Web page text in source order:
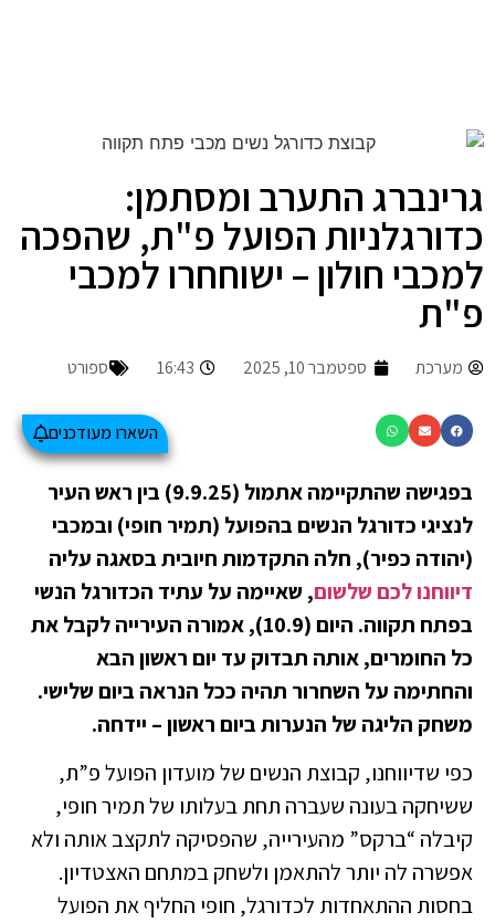
גרינברג התערב ומסתמן:
כדורגלניות הפועל פ"ת, שהפכה
למכבי חולון – ישוחחרו למכבי
פ"ת
מערכת ספטמבר 10, 2025 16:43 ספורט
השארו מעודכנים
בפגישה שהתקיימה אתמול (9.9.25) בין ראש העיר
לנציגי כדורגל הנשים בהפועל (תמיר חופי) ובמכבי
(יהודה כפיר), חלה התקדמות חיובית בסאגה עליה
דיווחנו לכם שלשום, שאיימה על עתיד הכדורגל הנשי
בפתח תקווה. היום (10.9), אמורה העירייה לקבל את
כל החומרים, אותה תבדוק עד יום ראשון הבא
והחתימה על השחרור תהיה ככל הנראה ביום שלישי.
משחק הליגה של הנערות ביום ראשון – יידחה.
כפי שדיווחנו, קבוצת הנשים של מועדון הפועל פ”ת,
ששיחקה בעונה שעברה תחת בעלותו של תמיר חופי,
קיבלה “ברקס” מהעירייה, שהפסיקה לתקצב אותה ולא
אפשרה לה יותר להתאמן ולשחק במתחם האצטדיון.
בחסות ההתאחדות לכדורגל, חופי החליף את הפועל